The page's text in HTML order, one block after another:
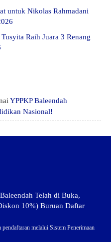
untuk Nikolas Rahmadani
Raih Juara 3 Renang
YPPKP Baleendah
Nasional!
Telah di Buka,
10%) Buruan Daftar
melalui Sistem Penerimaan